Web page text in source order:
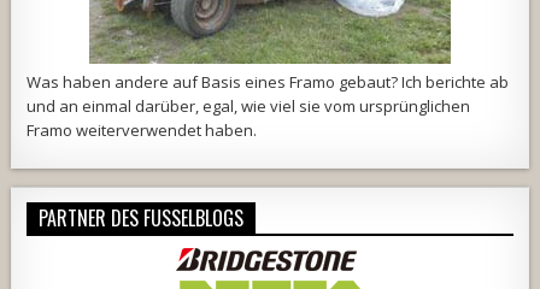
Was haben andere auf Basis eines Framo gebaut? Ich berichte ab
und an einmal darüber, egal, wie viel sie vom ursprünglichen
Framo weiterverwendet haben.
PARTNER DES FUSSELBLOGS